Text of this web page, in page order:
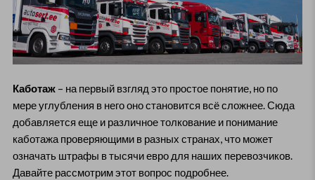
Каботаж– на первый взгляд это простое понятие, но по
мере углубления в него оно становится всё сложнее. Сюда
добавляется еще и различное толкование и понимание
каботажа проверяющими в разных странах, что может
означать штрафы в тысячи евро для наших перевозчиков.
Давайте рассмотрим этот вопрос подробнее.